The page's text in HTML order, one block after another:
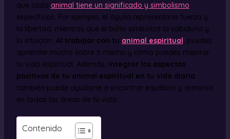
que cada animal tiene un significado y simbolismo
específicos. Por ejemplo, el águila representa la fuerza y
la libertad, mientras que el búho simboliza la sabiduría y
la intuición. Al trabajar con tu animal espiritual, puedes
aprender mucho sobre ti mismo y cómo puedes mejorar
tu vida espiritual. Además, integrar los aspectos
positivos de tu animal espiritual en tu vida diaria
también puede ayudarte a encontrar equilibrio y armonía
en todas las áreas de tu vida.
Contenido